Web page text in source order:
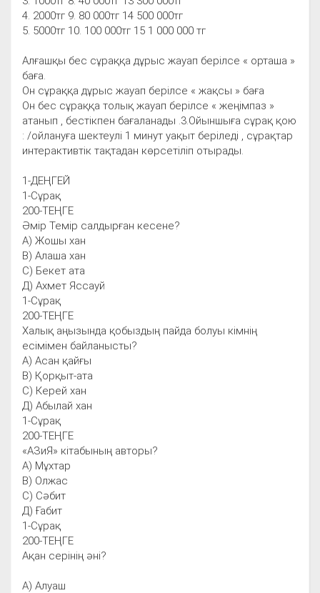
4. 2000тг 9. 80 000тг 14 500 000тг
5. 5000тг 10. 100 000тг 15 1 000 000 тг
Алғашқы бес сұраққа дұрыс жауап берілсе « орташа »
баға.
Он сұраққа дұрыс жауап берілсе « жақсы » баға
Он бес сұраққа толық жауап берілсе « жеңімпаз »
атанып , бестікпен бағаланады .3.Ойыншыға сұрақ қою
: /ойлануға шектеулі 1 минут уақыт беріледі , сұрақтар
интерактивтік тақтадан көрсетіліп отырады.
1-ДЕҢГЕЙ
1-Сұрақ
200-ТЕҢГЕ
Әмір Темір салдырған кесене?
А) Жошы хан
В) Алаша хан
С) Бекет ата
Д) Ахмет Яссауй
1-Сұрақ
200-ТЕҢГЕ
Халық аңызында қобыздың пайда болуы кімнің
есімімен байланысты?
А) Асан қайғы
В) Қорқыт-ата
С) Керей хан
Д) Абылай хан
1-Сұрақ
200-ТЕҢГЕ
«АЗиЯ» кітабының авторы?
А) Мұхтар
В) Олжас
С) Сәбит
Д) Ғабит
1-Сұрақ
200-ТЕҢГЕ
Ақан серінің әні?
А) Алуаш